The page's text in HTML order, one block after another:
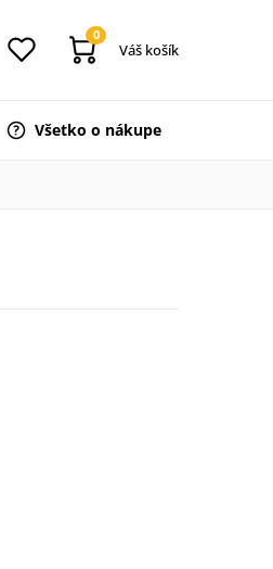
0
Váš košík
Všetko o nákupe